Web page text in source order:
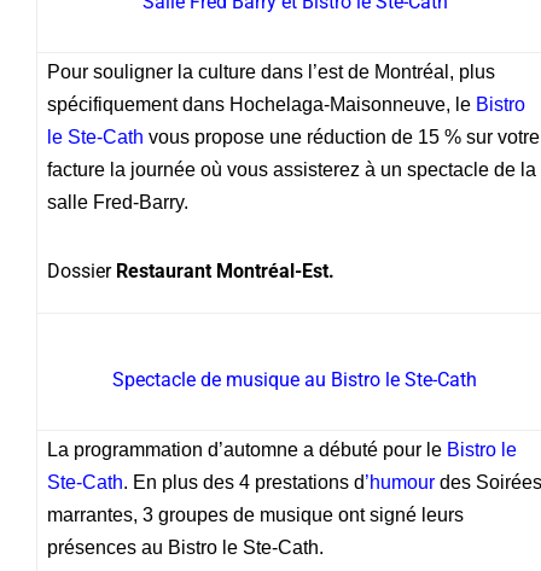
Pour souligner la culture dans l’est de Montréal, plus
spécifiquement dans Hochelaga-Maisonneuve, le Bistro
le Ste-Cath vous propose une réduction de 15 % sur votre
facture la journée où vous assisterez à un spectacle de la
salle Fred-Barry.
Dossier Restaurant Montréal-Est.
Spectacle de musique au Bistro le Ste-Cath
La programmation d’automne a débuté pour le Bistro le
Ste-Cath. En plus des 4 prestations d’humour des Soirées
marrantes, 3 groupes de musique ont signé leurs
présences au Bistro le Ste-Cath.